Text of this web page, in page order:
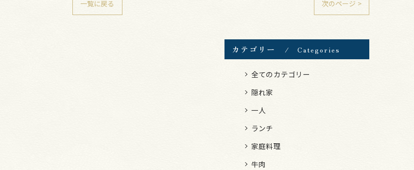
一覧に戻る 次のページ >
カテゴリー Categories
全てのカテゴリー
隠れ家
一人
ランチ
家庭料理
牛肉